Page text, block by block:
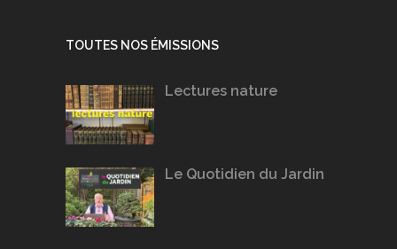
TOUTES NOS ÉMISSIONS
Lectures nature
Le Quotidien du Jardin